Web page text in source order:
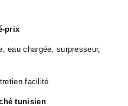
prix
eau chargée, surpresseur,
facilité
tunisien